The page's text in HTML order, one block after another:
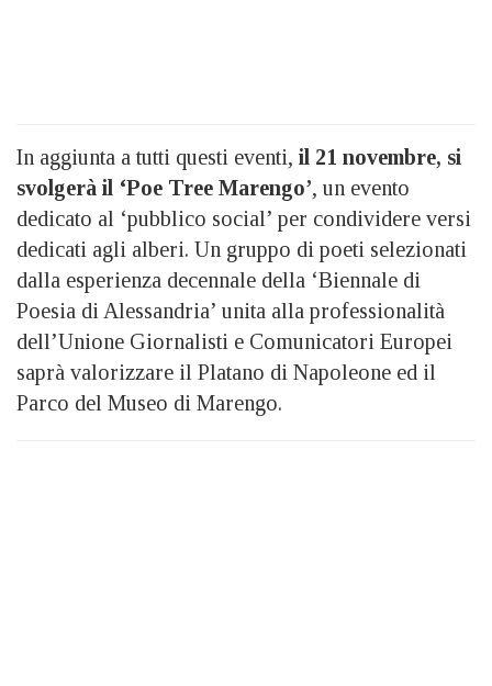
In aggiunta a tutti questi eventi, il 21 novembre, si
svolgerà il ‘Poe Tree Marengo’, un evento
dedicato al ‘pubblico social’ per condividere versi
dedicati agli alberi. Un gruppo di poeti selezionati
dalla esperienza decennale della ‘Biennale di
Poesia di Alessandria’ unita alla professionalità
dell’Unione Giornalisti e Comunicatori Europei
saprà valorizzare il Platano di Napoleone ed il
Parco del Museo di Marengo.